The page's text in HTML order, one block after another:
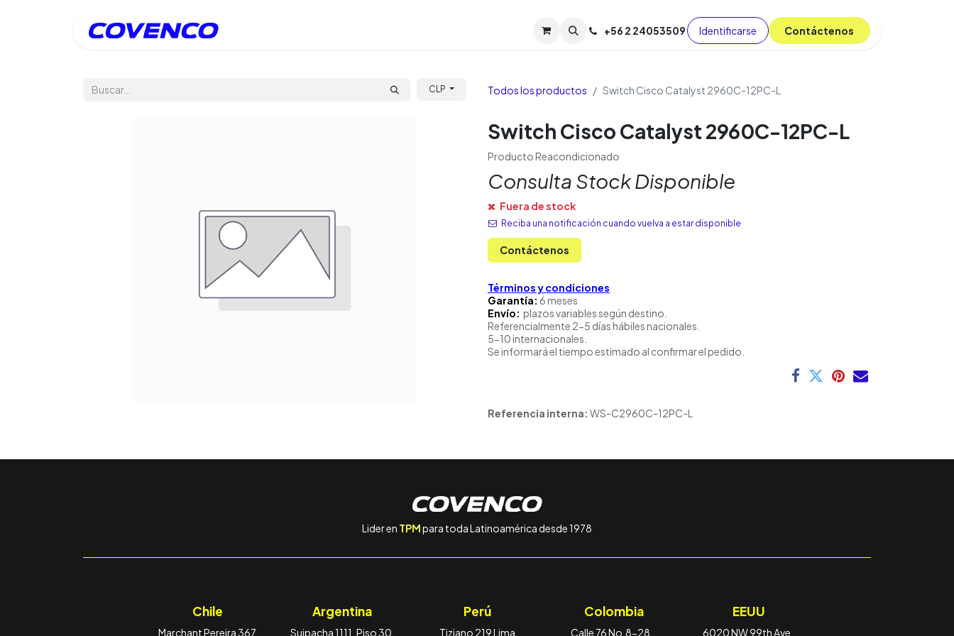
Soporte TPM (CL) Tienda Cursos Blog
+56 2 24053509 Identificarse C​​​​ont​​​​áct​​​​​​en​​​​​​os
CLP Todos los productos Switch Cisco Catalyst 2960C-12PC-L
Switch Cisco Catalyst 2960C-12PC-L
Producto Reacondicionado
Consulta Stock Disponible
Fuera de stock
Reciba una notificación cuando vuelva a estar disponible
Contáctenos
Términos y condiciones
Garantía: 6 meses
Envío: plazos variables según destino.
Referencialmente 2-5 días hábiles nacionales.
5-10 internacionales.
Se informará el tiempo estimado al confirmar el pedido.
Referencia interna: WS-C2960C-12PC-L
Lider en TPMpara toda Latinoamérica desde 1978
Chile
Marchant Pereira 367
Argentina
Suipacha 1111, Piso 30,
Perú
Tiziano 219 Lima
Colombia
Calle 76 No.8-28,
EEUU
6020 NW 99th Ave